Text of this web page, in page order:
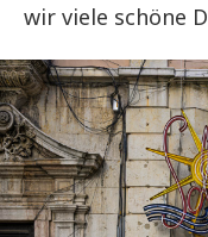
wir viele schöne